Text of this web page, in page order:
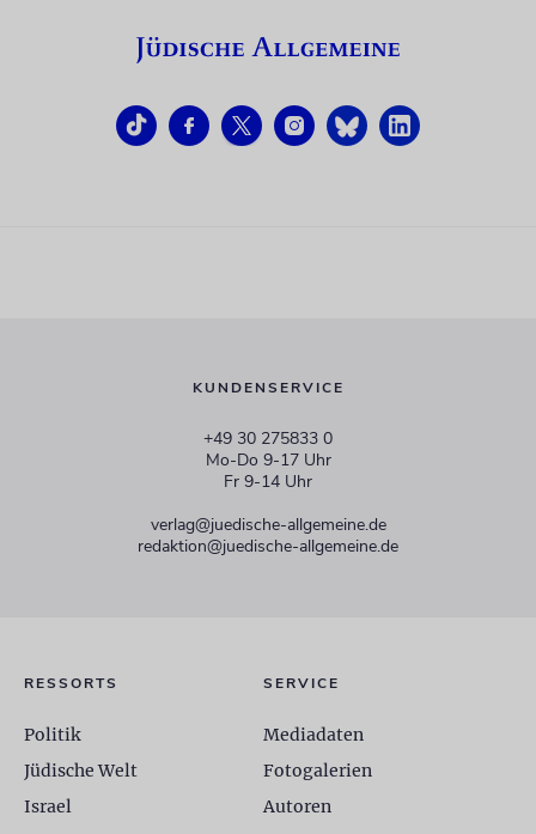
KUNDENSERVICE
+49 30 275833 0
Mo-Do 9-17 Uhr
Fr 9-14 Uhr
verlag@juedische-allgemeine.de
redaktion@juedische-allgemeine.de
RESSORTS
Politik
Jüdische Welt
Israel
SERVICE
Mediadaten
Fotogalerien
Autoren